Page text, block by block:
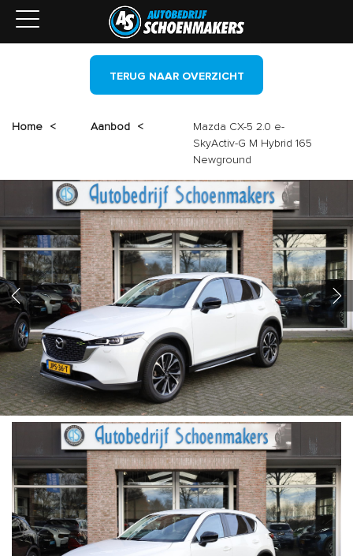
TERUG NAAR OVERZICHT
Home < Aanbod <
Mazda CX-5 2.0 e-
SkyActiv-G M Hybrid 165
Newground